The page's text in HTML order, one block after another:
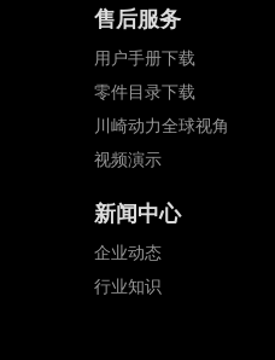
售后服务
用户手册下载
零件目录下载
川崎动力全球视角
视频演示
新闻中心
企业动态
行业知识